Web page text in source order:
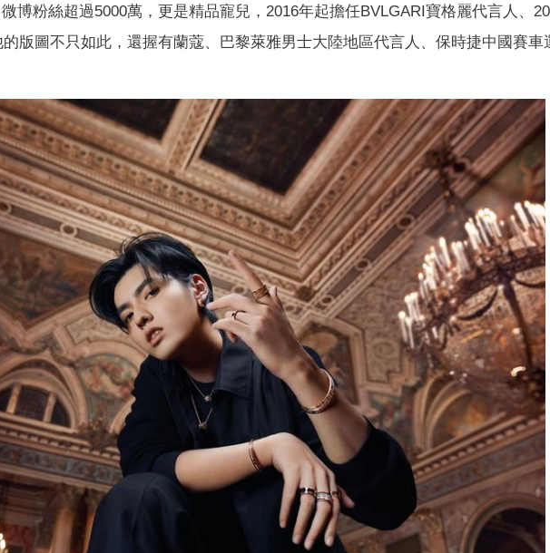
博粉絲超過5000萬，更是精品寵兒，2016年起擔任BVLGARI寶格麗代言人、
版圖不只如此，還握有蘭蔻、巴黎萊雅男士大陸地區代言人、保時捷中國賽車